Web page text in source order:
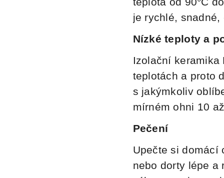
je rychlé,
Nízké teploty a
Izolační keramika
teplotách a proto
s jakýmkoliv
mírném ohni 10
Pečení
Upečte si domácí
nebo dorty lépe a